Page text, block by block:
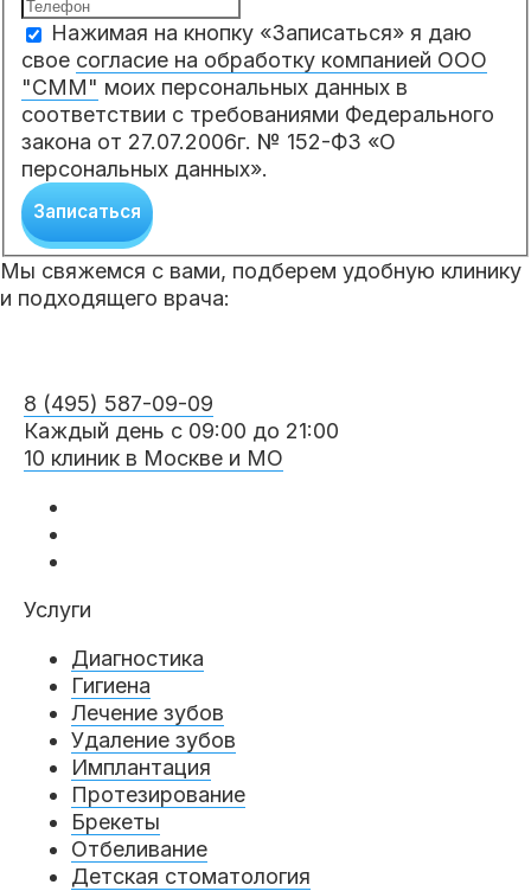
Нажимая на кнопку «Записаться» я даю
свое согласие на обработку компанией ООО
"СММ" моих персональных данных в
соответствии с требованиями Федерального
закона от 27.07.2006г. № 152-ФЗ «О
персональных данных».
Записаться
Мы свяжемся с вами, подберем удобную клинику
и подходящего врача:
8 (495) 587-09-09
Каждый день с 09:00 до 21:00
10 клиник в Москве и МО
Услуги
Диагностика
Гигиена
Лечение зубов
Удаление зубов
Имплантация
Протезирование
Брекеты
Отбеливание
Детская стоматология